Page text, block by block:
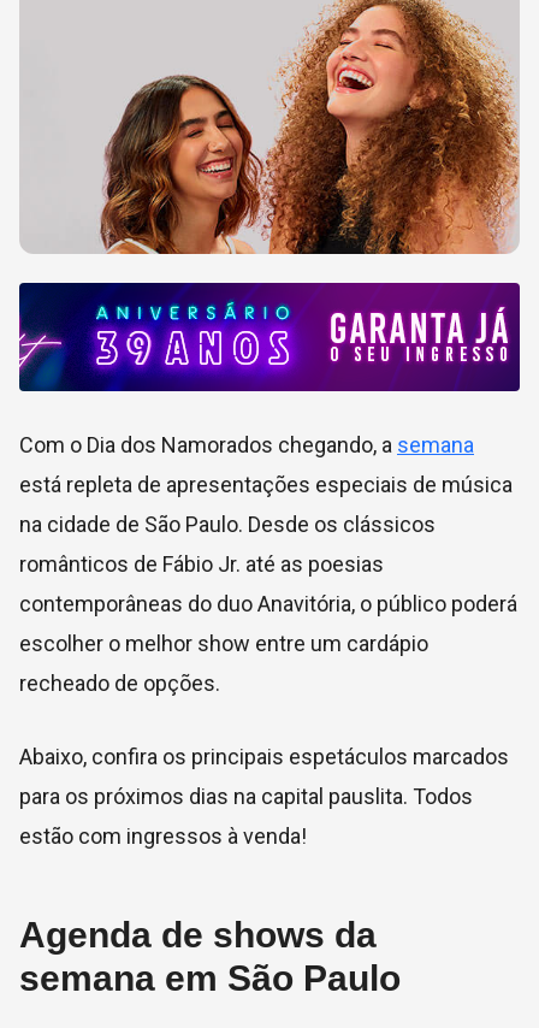
Com o Dia dos Namorados chegando, a semana
está repleta de apresentações especiais de música
na cidade de São Paulo. Desde os clássicos
românticos de Fábio Jr. até as poesias
contemporâneas do duo Anavitória, o público poderá
escolher o melhor show entre um cardápio
recheado de opções.
Abaixo, confira os principais espetáculos marcados
para os próximos dias na capital pauslita. Todos
estão com ingressos à venda!
Agenda de shows da
semana em São Paulo